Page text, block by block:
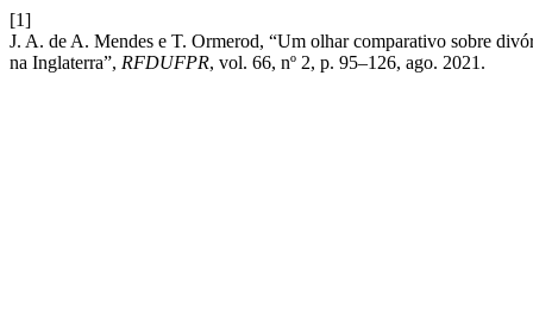
[1]
J. A. de A. Mendes e T. Ormerod, “Um olhar comparativo sobre
na Inglaterra”, RFDUFPR, vol. 66, nº 2, p. 95–126, ago. 2021.